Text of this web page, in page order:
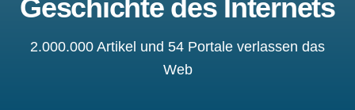
Geschichte des Internets
2.000.000 Artikel und 54 Portale verlassen das
Web